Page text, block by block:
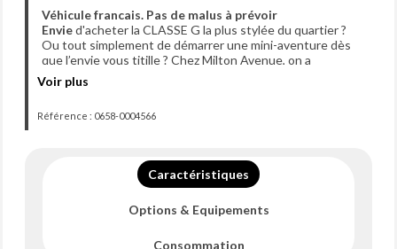
Véhicule francais. Pas de malus à prévoir
Envied'acheter la CLASSE G la plus stylée du quartier ?
Ou tout simplement de démarrer une mini-aventure dès
que l’envie vous titille ? Chez Milton Avenue, on a
exactement ce qu’il vous faut ! Voici notre star du jour : la
MERCEDES CLASSE G, que ce soit pour flâner en ville ou
-------------------------------
--> Mise en circulation: 30-09-2019
: G 500 - BVA 9G-Tronic AMG Line
--> Kilométrage: 80113km garanti
Voir plus
Référence : 0658-0004566
Caractéristiques
Options & Equipements
Consommation